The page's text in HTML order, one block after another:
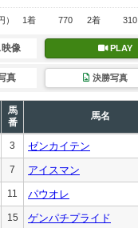
） 1着 770 2着 310
映像 PLAY
真 決勝写真
馬
番
馬名
3 ゼンカイテン
7 アイスマン
11 パウオレ
15 ゲンパチプライド